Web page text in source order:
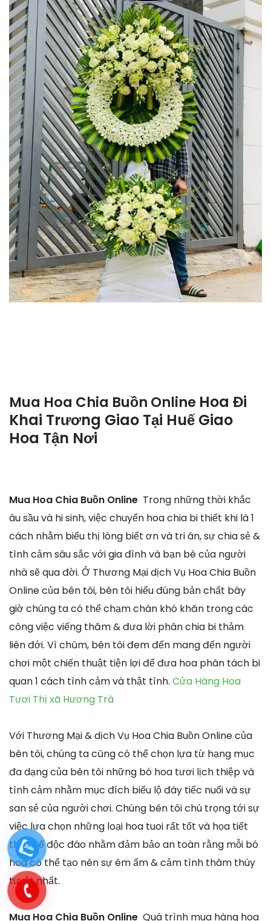
Mua Hoa Chia Buồn Online Hoa Đi
Khai Trương Giao Tại Huế Giao
Hoa Tận Nơi
Mua Hoa Chia Buồn Online Trong những thời khắc
âu sầu và hi sinh, việc chuyển hoa chia bi thiết khi là 1
cách nhằm biểu thị lòng biết ơn và tri ân, sự chia sẻ &
tình cảm sâu sắc với gia đình và bạn bè của người
nhà sẽ qua đời. Ở Thương Mại dịch Vụ Hoa Chia Buồn
Online của bên tôi, bên tôi hiểu đúng bản chất bây
giờ chúng ta có thể chạm chán khó khăn trong các
công việc viếng thăm & đưa lời phân chia bi thảm
liên đới. Vì chũm, bên tôi đem đến mang đến người
chơi một chiến thuật tiện lợi để đưa hoa phân tách bi
quan 1 cách tình cảm và thật tình. Cửa Hàng Hoa
Tươi Thị xã Hương Trà
Với Thương Mại & dịch Vụ Hoa Chia Buồn Online của
bên tôi, chúng ta cũng có thể chọn lựa từ hạng mục
đa dạng của bên tôi những bó hoa tươi lịch thiệp và
tình cảm nhằm mục đích biểu lộ đáy tiếc nuối và sự
san sẻ của người chơi. Chúng bên tôi chú trọng tới sự
việc lựa chọn những loại hoa tuoi rất tốt và họa tiết
thiết kế độc đáo nhằm đảm bảo an toàn rằng mỗi bó
hoa có thể tạo nên sự êm ấm & cảm tình thâm thúy
tuyệt nhất.
Mua Hoa Chia Buồn Online Quá trình mua hàng hoa